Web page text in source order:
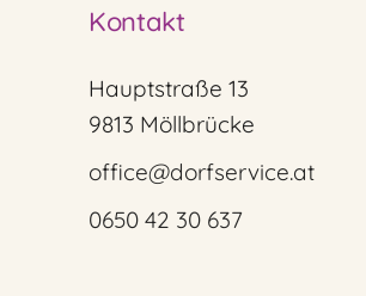
Kontakt
Hauptstraße 13
9813 Möllbrücke
office@dorfservice.at
0650 42 30 637